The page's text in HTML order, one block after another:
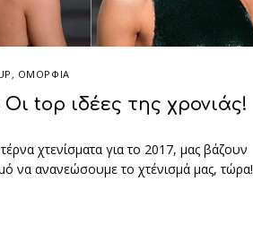
, ΟΜΟΡΦΙΑ
top ιδέες της χρονιάς!
χτενίσματα για το 2017, μας βάζουν
να ανανεώσουμε το χτένισμά μας, τώρα!